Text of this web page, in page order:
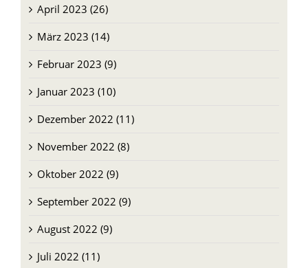
April 2023 (26)
März 2023 (14)
Februar 2023 (9)
Januar 2023 (10)
Dezember 2022 (11)
November 2022 (8)
Oktober 2022 (9)
September 2022 (9)
August 2022 (9)
Juli 2022 (11)